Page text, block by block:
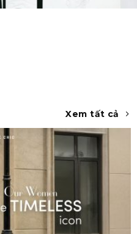
Xem tất cả